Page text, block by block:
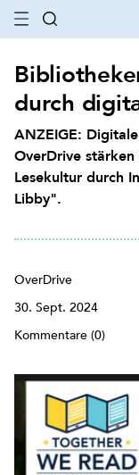
durch
ANZEIGE:
OverDrive
Lesekultur durch
Libby".
OverDrive
30. Sept. 2024
Kommentare (0)